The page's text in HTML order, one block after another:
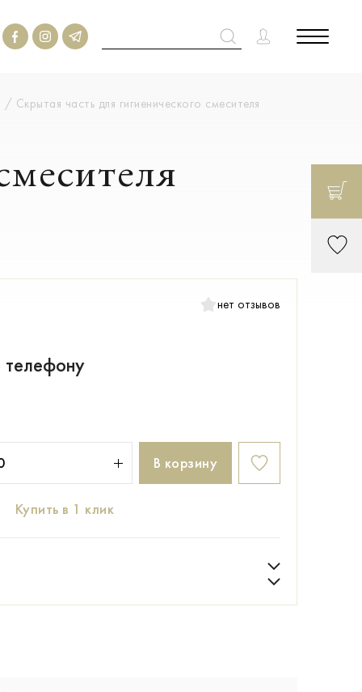
Скрытая часть для гигиенического смесителя
нет отзывов
телефону
В корзину
Купить в 1 клик